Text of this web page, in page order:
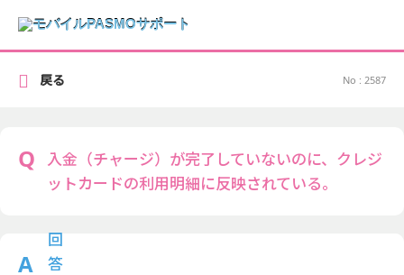
No : 2587
入金（チャージ）が完了していないのに、クレジ
ットカードの利用明細に反映されている。
戻る